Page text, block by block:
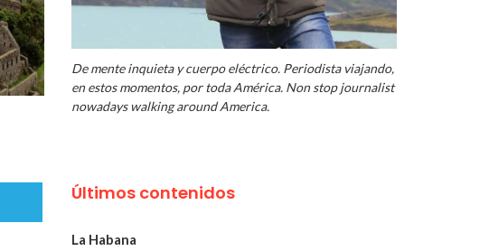
De mente inquieta y cuerpo eléctrico. Periodista viajando,
en estos momentos, por toda América. Non stop journalist
nowadays walking around America.
Últimos contenidos
La Habana